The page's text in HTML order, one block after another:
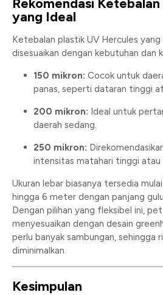
Rekomendasi
yang Ideal
Ketebalan plastik UV Hercules yang
disesuaikan dengan kebutuhan dan
150 mikron: Cocok untuk
panas, seperti dataran tinggi
200 mikron: Ideal untuk
daerah sedang.
250 mikron:
intensitas matahari tinggi atau
Ukuran lebar biasanya tersedia
hingga 6 meter dengan panjang
Dengan pilihan yang fleksibel ini,
menyesuaikan dengan desain
perlu banyak sambungan, sehingga
diminimalkan.
Kesimpulan